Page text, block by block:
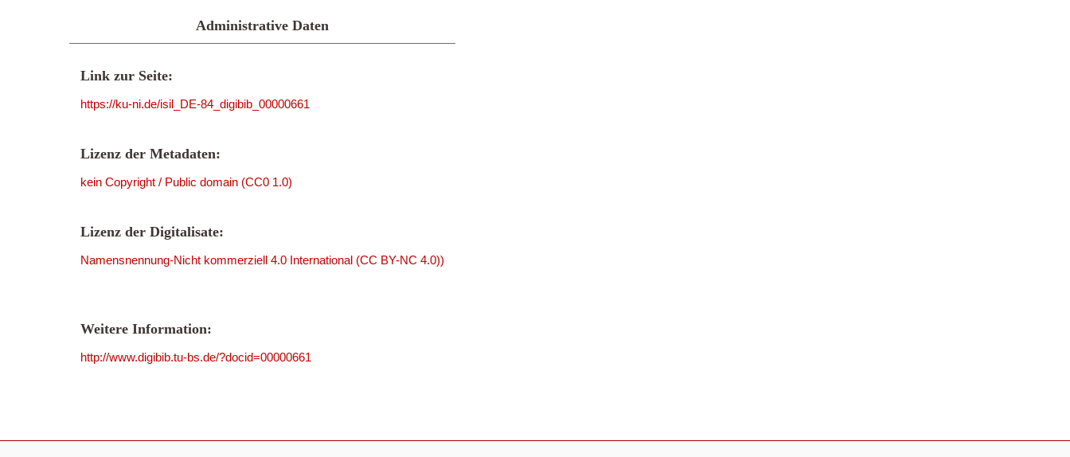
Administrative Daten
Link zur Seite:
https://ku-ni.de/isil_DE-84_digibib_00000661
Lizenz der Metadaten:
kein Copyright / Public domain (CC0 1.0)
Lizenz der Digitalisate:
Namensnennung-Nicht kommerziell 4.0 International (CC BY-NC 4.0))
Weitere Information:
http://www.digibib.tu-bs.de/?docid=00000661